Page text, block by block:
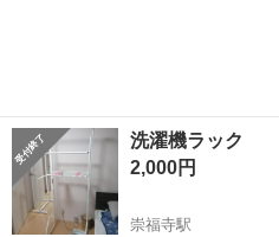
洗濯機ラック
2,000円
崇福寺駅